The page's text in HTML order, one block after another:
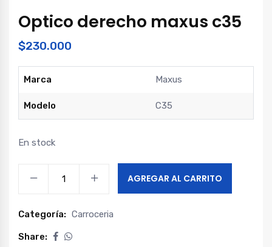
Optico derecho maxus c35
$230.000
Marca Maxus
Modelo C35
En stock
c35
quantity
AGREGAR AL CARRITO
Categoría: Carroceria
Share: